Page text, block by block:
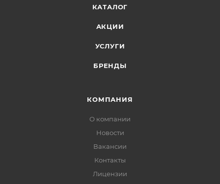
КАТАЛОГ
АКЦИИ
УСЛУГИ
БРЕНДЫ
КОМПАНИЯ
О компании
Новости
Вакансии
Контакты
Лицензии